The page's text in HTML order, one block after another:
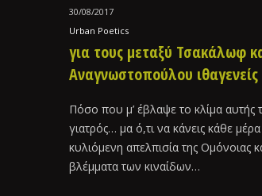
30/08/2017
Urban Poetics
για τους μεταξύ Τσακάλωφ
Αναγνωστοπούλου ιθαγενείς
Πόσο που μ’ έβλαψε το κλίμα αυτής
γιατρός… μα ό,τι να κάνεις κάθε
κυλιόμενη απελπισία της Ομόνοιας
βλέμματα των κιναίδων…